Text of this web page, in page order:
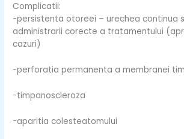
Complicatii:
-persistenta otoreei – urechea continua
administrarii corecte a tratamentului
cazuri)
-perforatia permanenta a membranei
-timpanoscleroza
-aparitia colesteatomului